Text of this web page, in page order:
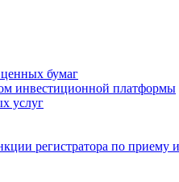
бумаг
инвестиционной платформы
услуг
регистратора по приему и